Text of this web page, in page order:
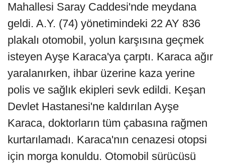
Mahallesi Saray Caddesi'nde meydana
geldi. A.Y. (74) yönetimindeki 22 AY 836
plakalı otomobil, yolun karşısına geçmek
isteyen Ayşe Karaca'ya çarptı. Karaca ağır
yaralanırken, ihbar üzerine kaza yerine
polis ve sağlık ekipleri sevk edildi. Keşan
Devlet Hastanesi'ne kaldırılan Ayşe
Karaca, doktorların tüm çabasına rağmen
kurtarılamadı. Karaca'nın cenazesi otopsi
için morga konuldu. Otomobil sürücüsü